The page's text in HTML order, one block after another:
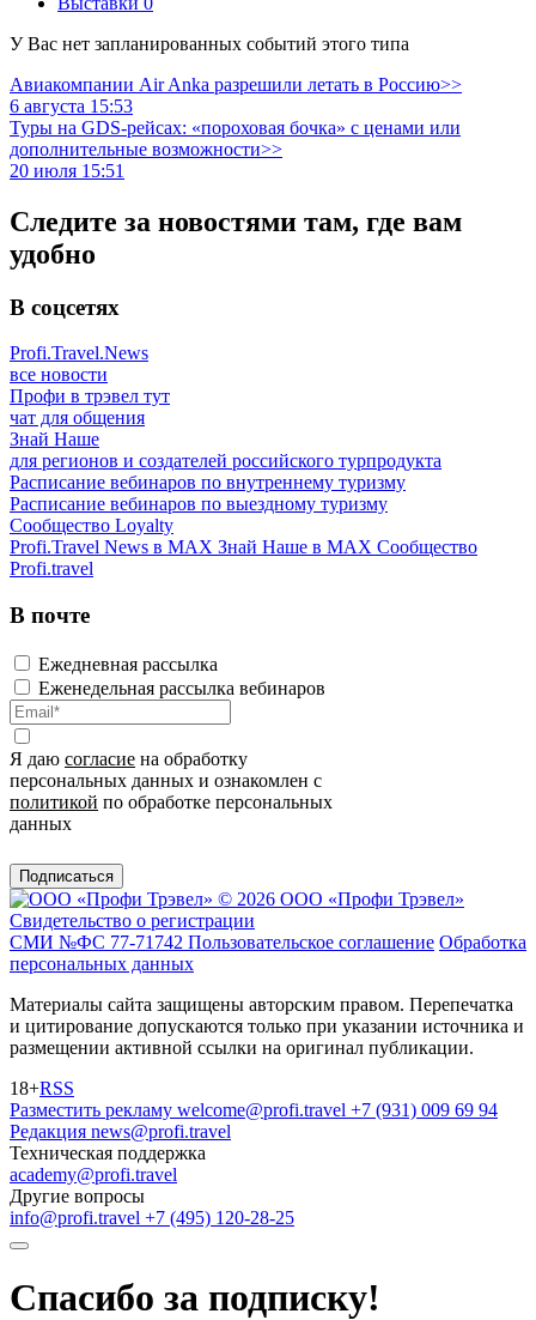
У Вас нет запланированных событий этого типа
Авиакомпании Air Anka разрешили летать в Россию>>
6 августа 15:53
Туры на GDS-рейсах: «пороховая бочка» с ценами или
дополнительные возможности>>
20 июля 15:51
Следите за новостями там, где вам
удобно
В соцсетях
Profi.Travel.News
все новости
Профи в трэвел тут
чат для общения
Знай Наше
для регионов и создателей российского турпродукта
Расписание вебинаров по внутреннему туризму
Расписание вебинаров по выездному туризму
Сообщество Loyalty
Profi.Travel News в MAX Знай Наше в MAX Сообщество
Profi.travel
В почте
Ежедневная рассылка
Еженедельная рассылка вебинаров
Я даю согласие на обработку
персональных данных и ознакомлен с
политикой по обработке персональных
данных
Подписаться
© 2026 ООО «Профи Трэвeл»
Свидетельство о регистрации
СМИ №ФС 77-71742 Пользовательское соглашение Обработка
персональных данных
Материалы сайта защищены авторским правом. Перепечатка
и цитирование допускаются только при указании источника и
размещении активной ссылки на оригинал публикации.
18+RSS
Разместить рекламу welcome@profi.travel +7 (931) 009 69 94
Редакция news@profi.travel
Техническая поддержка
academy@profi.travel
Другие вопросы
info@profi.travel +7 (495) 120-28-25
Спасибо за подписку!